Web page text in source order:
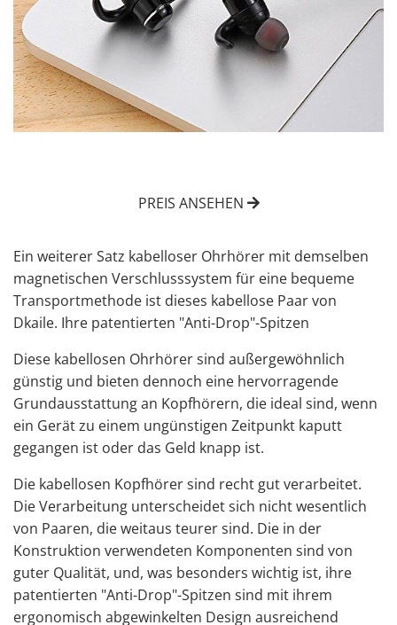
PREIS ANSEHEN
Ein weiterer Satz kabelloser Ohrhörer mit demselben
magnetischen Verschlusssystem für eine bequeme
Transportmethode ist dieses kabellose Paar von
Dkaile. Ihre patentierten "Anti-Drop"-Spitzen
Diese kabellosen Ohrhörer sind außergewöhnlich
günstig und bieten dennoch eine hervorragende
Grundausstattung an Kopfhörern, die ideal sind, wenn
ein Gerät zu einem ungünstigen Zeitpunkt kaputt
gegangen ist oder das Geld knapp ist.
Die kabellosen Kopfhörer sind recht gut verarbeitet.
Die Verarbeitung unterscheidet sich nicht wesentlich
von Paaren, die weitaus teurer sind. Die in der
Konstruktion verwendeten Komponenten sind von
guter Qualität, und, was besonders wichtig ist, ihre
patentierten "Anti-Drop"-Spitzen sind mit ihrem
ergonomisch abgewinkelten Design ausreichend